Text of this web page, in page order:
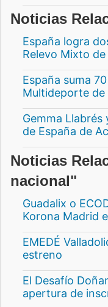
Noticias
España logra
Relevo Mixto de
España suma
Multideporte de
Gemma Llabrés
de España de
Noticias
nacional"
Guadalix o
Korona Madrid
EMEDÉ
estreno
El Desafío
apertura de